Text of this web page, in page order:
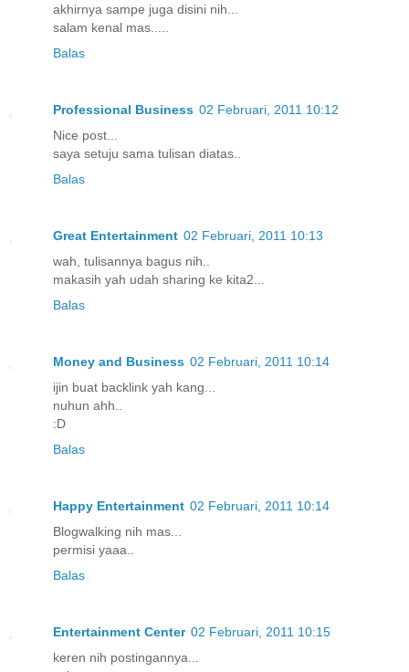
akhirnya sampe juga disini nih...
salam kenal mas.....
Balas
Professional Business 02 Februari, 2011 10:12
Nice post...
saya setuju sama tulisan diatas..
Balas
Great Entertainment 02 Februari, 2011 10:13
wah, tulisannya bagus nih..
makasih yah udah sharing ke kita2...
Balas
Money and Business 02 Februari, 2011 10:14
ijin buat backlink yah kang...
nuhun ahh..
:D
Balas
Happy Entertainment 02 Februari, 2011 10:14
Blogwalking nih mas...
permisi yaaa..
Balas
Entertainment Center 02 Februari, 2011 10:15
keren nih postingannya...